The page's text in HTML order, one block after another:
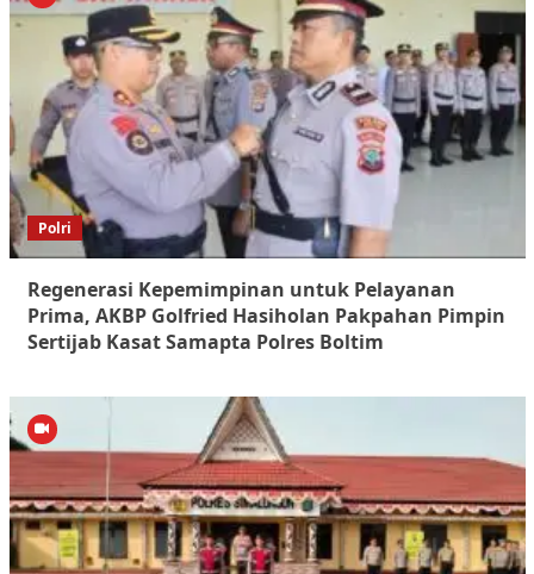
Polri
Regenerasi Kepemimpinan untuk Pelayanan
Prima, AKBP Golfried Hasiholan Pakpahan Pimpin
Sertijab Kasat Samapta Polres Boltim